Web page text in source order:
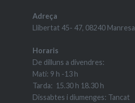
Adreça
Llibertat 45- 47, 08240 Manresa
Horaris
De dilluns a divendres:
Mati: 9 h -13 h
Tarda: 15.30 h 18.30 h
Dissabtes i diumenges: Tancat